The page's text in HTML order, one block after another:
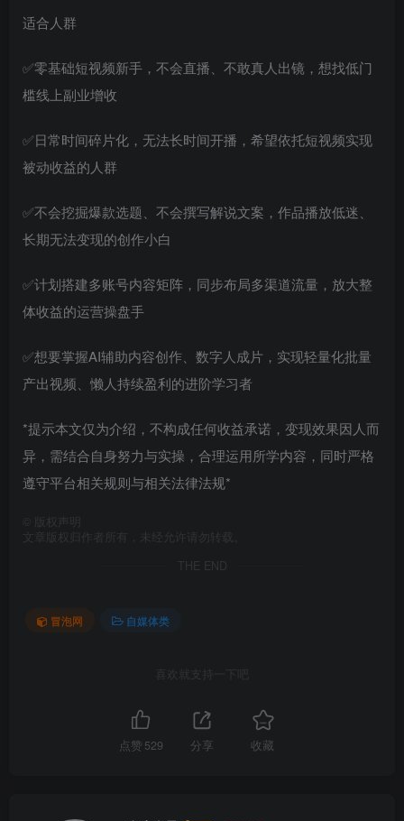
适合人群
✅零基础短视频新手，不会直播、不敢真人出镜，想找低门
槛线上副业增收
✅日常时间碎片化，无法长时间开播，希望依托短视频实现
被动收益的人群
✅不会挖掘爆款选题、不会撰写解说文案，作品播放低迷、
长期无法变现的创作小白
✅计划搭建多账号内容矩阵，同步布局多渠道流量，放大整
体收益的运营操盘手
✅想要掌握AI辅助内容创作、数字人成片，实现轻量化批量
产出视频、懒人持续盈利的进阶学习者
*提示本文仅为介绍，不构成任何收益承诺，变现效果因人而
异，需结合自身努力与实操，合理运用所学内容，同时严格
遵守平台相关规则与相关法律法规*
版权声明
文章版权归作者所有，未经允许请勿转载。
THE END
冒泡网 自媒体类
喜欢就支持一下吧
点赞 529 分享 收藏